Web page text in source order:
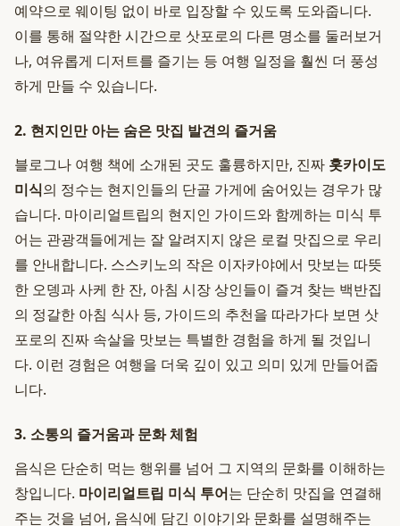
예약으로 웨이팅 없이 바로 입장할 수 있도록 도와줍니다.
이를 통해 절약한 시간으로 삿포로의 다른 명소를 둘러보거
나, 여유롭게 디저트를 즐기는 등 여행 일정을 훨씬 더 풍성
하게 만들 수 있습니다.
2. 현지인만 아는 숨은 맛집 발견의 즐거움
블로그나 여행 책에 소개된 곳도 훌륭하지만, 진짜 홋카이도
미식의 정수는 현지인들의 단골 가게에 숨어있는 경우가 많
습니다. 마이리얼트립의 현지인 가이드와 함께하는 미식 투
어는 관광객들에게는 잘 알려지지 않은 로컬 맛집으로 우리
를 안내합니다. 스스키노의 작은 이자카야에서 맛보는 따뜻
한 오뎅과 사케 한 잔, 아침 시장 상인들이 즐겨 찾는 백반집
의 정갈한 아침 식사 등, 가이드의 추천을 따라가다 보면 삿
포로의 진짜 속살을 맛보는 특별한 경험을 하게 될 것입니
다. 이런 경험은 여행을 더욱 깊이 있고 의미 있게 만들어줍
니다.
3. 소통의 즐거움과 문화 체험
음식은 단순히 먹는 행위를 넘어 그 지역의 문화를 이해하는
창입니다. 마이리얼트립 미식 투어는 단순히 맛집을 연결해
주는 것을 넘어, 음식에 담긴 이야기와 문화를 설명해주는